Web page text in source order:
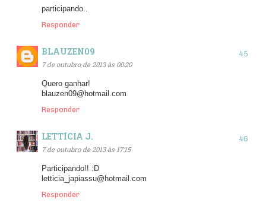
participando..
Responder
BLAUZEN09
7 de outubro de 2013 às 00:20
Quero ganhar!
blauzen09@hotmail.com
Responder
LETTÍCIA J.
7 de outubro de 2013 às 17:15
Participando!! :D
letticia_japiassu@hotmail.com
Responder